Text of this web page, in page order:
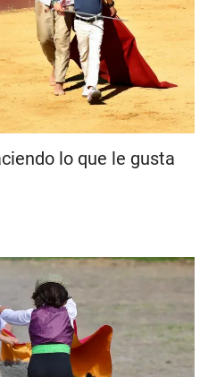
lo que le gusta